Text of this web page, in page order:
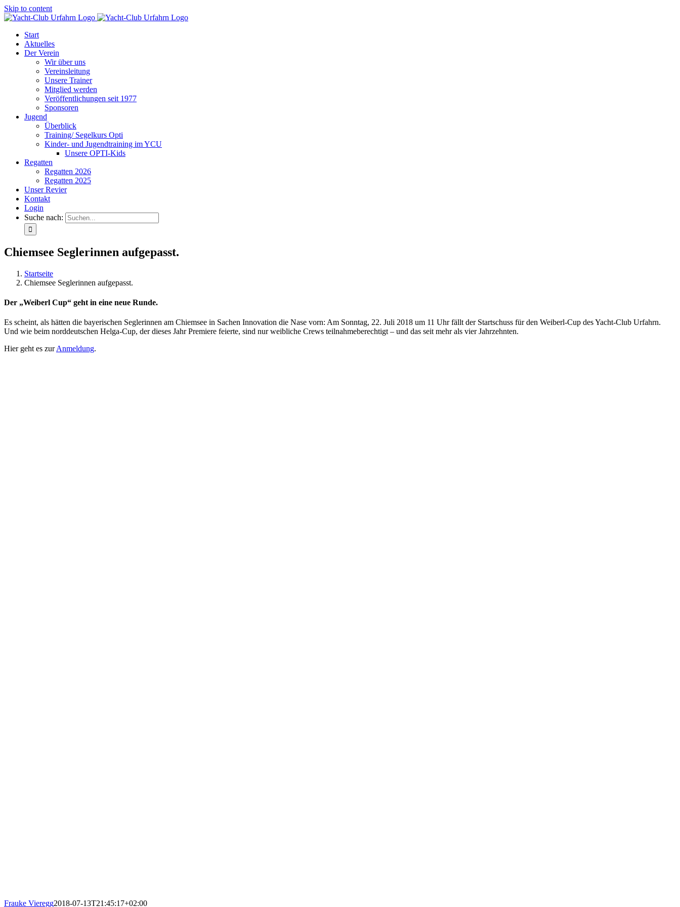
Skip to content
Start
Aktuelles
Der Verein
Wir über uns
Vereinsleitung
Unsere Trainer
Mitglied werden
Veröffentlichungen seit 1977
Sponsoren
Jugend
Überblick
Training/ Segelkurs Opti
Kinder- und Jugendtraining im YCU
Unsere OPTI-Kids
Regatten
Regatten 2026
Regatten 2025
Unser Revier
Kontakt
Login
Suche nach:
Chiemsee Seglerinnen aufgepasst.
Startseite
Chiemsee Seglerinnen aufgepasst.
Der „Weiberl Cup“ geht in eine neue Runde.
Es scheint, als hätten die bayerischen Seglerinnen am Chiemsee in Sachen Innovation die Nase vorn: Am Sonntag, 22. Juli 2018 um 11 Uhr fällt der Startschuss für den Weiberl-Cup des Yacht-Club Urfahrn.
Und wie beim norddeutschen Helga-Cup, der dieses Jahr Premiere feierte, sind nur weibliche Crews teilnahmeberechtigt – und das seit mehr als vier Jahrzehnten.
Hier geht es zurAnmeldung.
Frauke Vieregg2018-07-13T21:45:17+02:00